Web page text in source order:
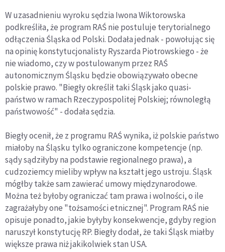
W uzasadnieniu wyroku sędzia Iwona Wiktorowska
podkreśliła, że program RAŚ nie postuluje terytorialnego
odłączenia Śląska od Polski. Dodała jednak - powołując się
na opinię konstytucjonalisty Ryszarda Piotrowskiego - że
nie wiadomo, czy w postulowanym przez RAŚ
autonomicznym Śląsku będzie obowiązywało obecne
polskie prawo. "Biegły określił taki Śląsk jako quasi-
państwo w ramach Rzeczypospolitej Polskiej; równoległą
państwowość" - dodała sędzia.
Biegły ocenił, że z programu RAŚ wynika, iż polskie państwo
miałoby na Śląsku tylko ograniczone kompetencje (np.
sądy sądziłyby na podstawie regionalnego prawa), a
cudzoziemcy mieliby wpływ na kształt jego ustroju. Śląsk
mógłby także sam zawierać umowy międzynarodowe.
Można też byłoby ograniczać tam prawa i wolności, o ile
zagrażałyby one "tożsamości etnicznej". Program RAŚ nie
opisuje ponadto, jakie byłyby konsekwencje, gdyby region
naruszył konstytucję RP. Biegły dodał, że taki Śląsk miałby
większe prawa niż jakikolwiek stan USA.